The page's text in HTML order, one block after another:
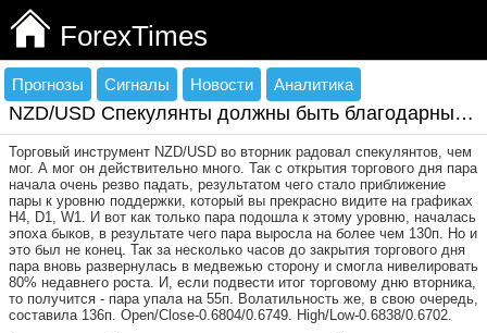
ForexTimes
Прогнозы Сигналы Новости Аналитика
NZD/USD Спекулянты должны быть благодарны…
Торговый инструмент NZD/USD во вторник радовал спекулянтов, чем
мог. А мог он действительно много. Так с открытия торгового дня пара
начала очень резво падать, результатом чего стало приближение
пары к уровню поддержки, который вы прекрасно видите на графиках
H4, D1, W1. И вот как только пара подошла к этому уровню, началась
эпоха быков, в результате чего пара выросла на более чем 130п. Но и
это был не конец. Так за несколько часов до закрытия торгового дня
пара вновь развернулась в медвежью сторону и смогла нивелировать
80% недавнего роста. И, если подвести итог торговому дню вторника,
то получится - пара упала на 55п. Волатильность же, в свою очередь,
составила 136п. Open/Close-0.6804/0.6749. High/Low-0.6838/0.6702.